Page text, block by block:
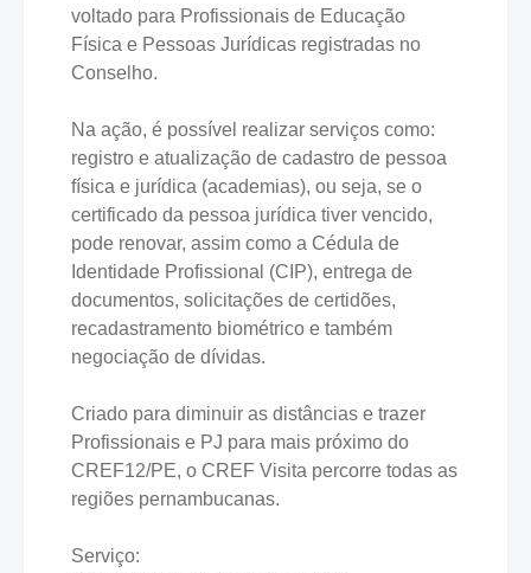
voltado para Profissionais de Educação
Física e Pessoas Jurídicas registradas no
Conselho.
Na ação, é possível realizar serviços como:
registro e atualização de cadastro de pessoa
física e jurídica (academias), ou seja, se o
certificado da pessoa jurídica tiver vencido,
pode renovar, assim como a Cédula de
Identidade Profissional (CIP), entrega de
documentos, solicitações de certidões,
recadastramento biométrico e também
negociação de dívidas.
Criado para diminuir as distâncias e trazer
Profissionais e PJ para mais próximo do
CREF12/PE, o CREF Visita percorre todas as
regiões pernambucanas.
Serviço: